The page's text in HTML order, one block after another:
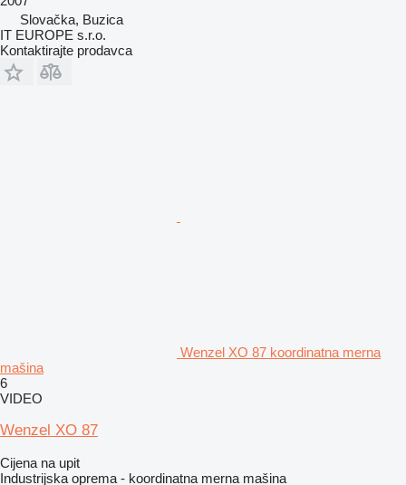
Slovačka, Buzica
IT EUROPE s.r.o.
Kontaktirajte prodavca
Wenzel XO 87 koordinatna merna
mašina
6
VIDEO
Wenzel XO 87
Cijena na upit
Industrijska oprema - koordinatna merna mašina